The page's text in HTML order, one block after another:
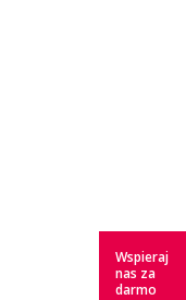
Wspieraj
nas za
darmo